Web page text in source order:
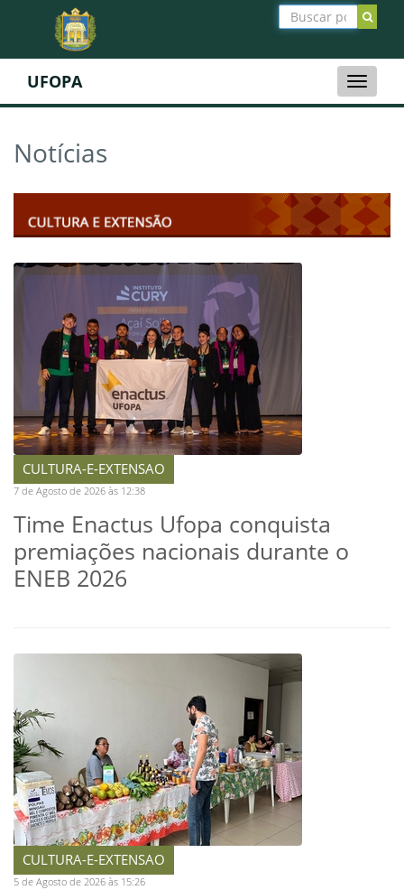
Toggle
UFOPA
Notícias
CULTURA-E-EXTENSAO
7 de Agosto de 2026 às 12:38
Time Enactus Ufopa conquista
premiações nacionais durante o
ENEB 2026
CULTURA-E-EXTENSAO
5 de Agosto de 2026 às 15:26